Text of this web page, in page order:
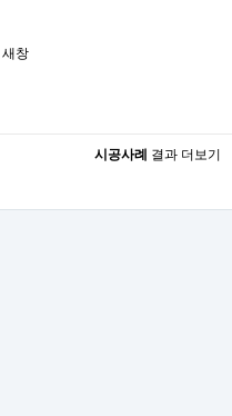
새창
시공사례 결과 더보기